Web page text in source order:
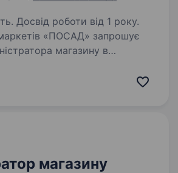
Досвід роботи від 1 року.
«ПОСАД» запрошує
магазину в
і вмієш тримати все під
магазину